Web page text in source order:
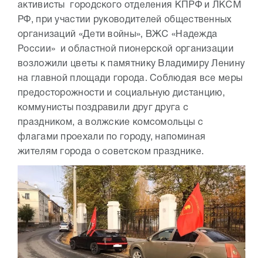
активисты городского отделения КПРФ и ЛКСМ
РФ, при участии руководителей общественных
организаций «Дети войны», ВЖС «Надежда
России» и областной пионерской организации
возложили цветы к памятнику Владимиру Ленину
на главной площади города. Соблюдая все меры
предосторожности и социальную дистанцию,
коммунисты поздравили друг друга с
праздником, а волжские комсомольцы с
флагами проехали по городу, напоминая
жителям города о советском празднике.